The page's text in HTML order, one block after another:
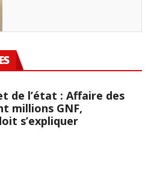
de l’état : Affaire des
millions GNF,
s’expliquer